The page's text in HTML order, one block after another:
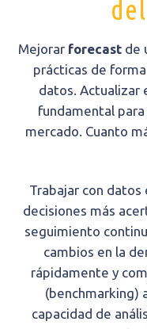
Mejorar forecastde
prácticas de
datos. Actualizar
fundamental
mercado. Cuanto
Trabajar con
decisiones más
seguimiento
cambios en la
rápidamente y
(benchmarking)
capacidad de